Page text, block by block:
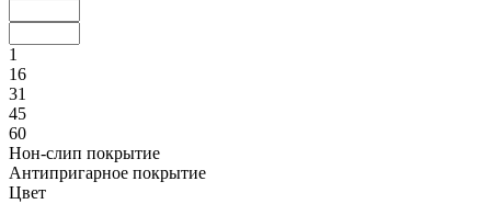
1
16
31
45
60
Нон-слип покрытие
Антипригарное покрытие
Цвет